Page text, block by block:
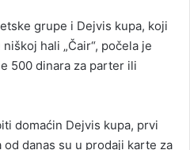
grupe i Dejvis kupa, koji
hali „Čair“, počela je
500 dinara za parter ili
domaćin Dejvis kupa, prvi
danas su u prodaji karte za